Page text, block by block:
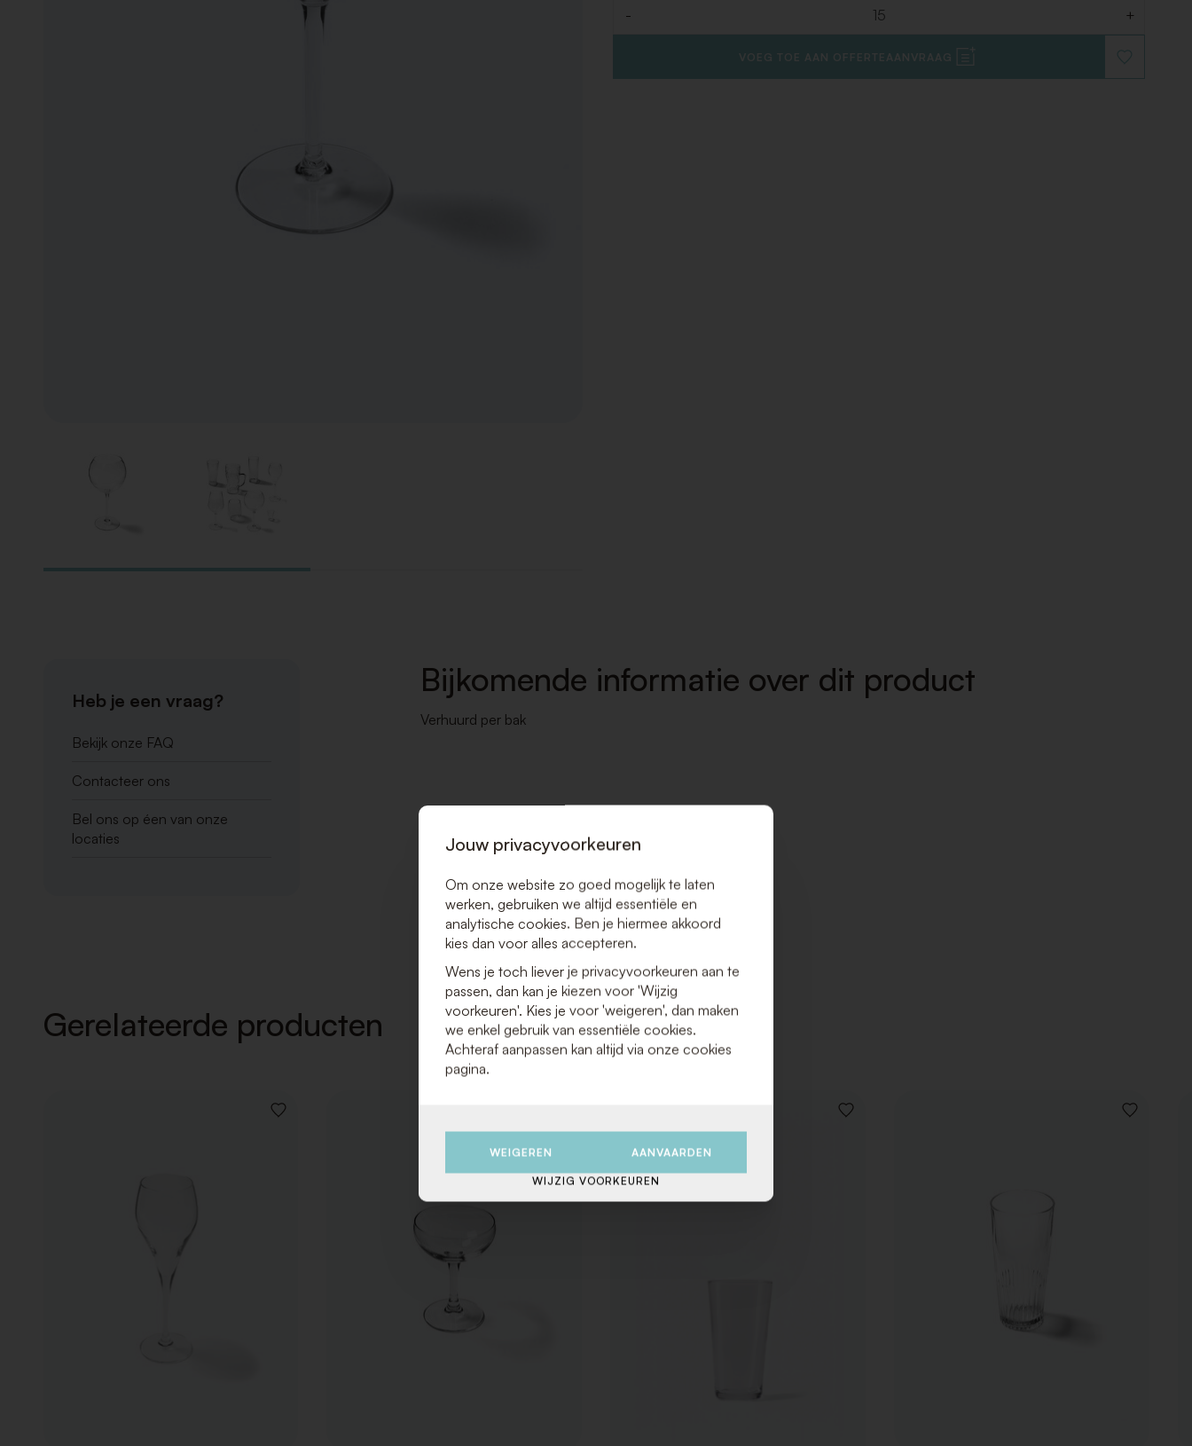
- +
VOEG TOE AAN OFFERTEAANVRAAG
TOE
Bijkomende informatie over dit product
Verhuurd per bak
Heb je een vraag?
Bekijk onze FAQ
Contacteer ons
Bel ons op éen van onze
locaties
Gerelateerde producten
VOEG
TOE
VERLANGLIJST
VOEG
VOEG
Jouw privacyvoorkeuren
Om onze website zo goed mogelijk te laten
werken, gebruiken we altijd essentiële en
analytische cookies. Ben je hiermee akkoord
kies dan voor alles accepteren.
Wens je toch liever je privacyvoorkeuren aan te
passen, dan kan je kiezen voor 'Wijzig
voorkeuren'. Kies je voor 'weigeren', dan maken
we enkel gebruik van essentiële cookies.
Achteraf aanpassen kan altijd via onze cookies
pagina.
WEIGEREN AANVAARDEN
WIJZIG VOORKEUREN